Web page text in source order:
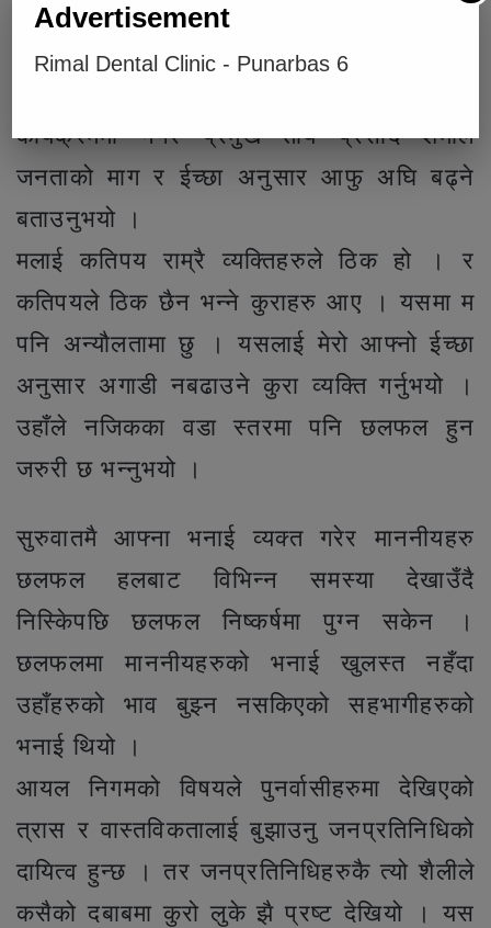
सरोकारवालाहरुसँग छुट्टै बस्ने समय निकाल्न
अनुरोध गर्नुभयो ।
कार्यक्रममा नगर प्रमुख तोय प्रसाद शर्माले
जनताको माग र ईच्छा अनुसार आफु अघि बढ्ने
बताउनुभयो ।
मलाई कतिपय राम्रै व्यक्तिहरुले ठिक हो । र
कतिपयले ठिक छैन भन्ने कुराहरु आए । यसमा म
पनि अन्यौलतामा छु । यसलाई मेरो आफ्नो ईच्छा
अनुसार अगाडी नबढाउने कुरा व्यक्ति गर्नुभयो ।
उहाँले नजिकका वडा स्तरमा पनि छलफल हुन
जरुरी छ भन्नुभयो ।
सुरुवातमै आफ्ना भनाई व्यक्त गरेर माननीयहरु
छलफल हलबाट विभिन्न समस्या देखाउँदै
निस्किेपछि छलफल निष्कर्षमा पुग्न सकेन ।
छलफलमा माननीयहरुको भनाई खुलस्त नहँदा
उहाँहरुको भाव बुझ्न नसकिएको सहभागीहरुको
भनाई थियो ।
आयल निगमको विषयले पुनर्वासीहरुमा देखिएको
त्रास र वास्तविकतालाई बुझाउनु जनप्रतिनिधिको
दायित्व हुन्छ । तर जनप्रतिनिधिहरुकै त्यो शैलीले
कसैको दबाबमा कुरो लुके झै प्रष्ट देखियो । यस
Advertisement
Rimal Dental Clinic - Punarbas 6